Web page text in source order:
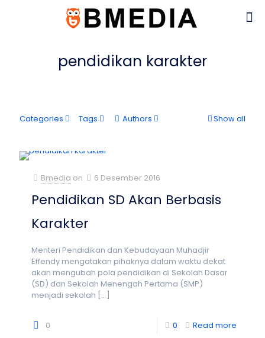
pendidikan karakter
Categories Tags Authors Show all
Bmedia on 6 Desember 2016
Pendidikan SD Akan Berbasis
Karakter
Menteri Pendidikan dan Kebudayaan Muhadjir
Effendy mengatakan pihaknya dalam waktu dekat
akan mengubah pola pendidikan di Sekolah Dasar
(SD) dan Sekolah Menengah Pertama (SMP)
menjadi sekolah […]
0 0 Read more